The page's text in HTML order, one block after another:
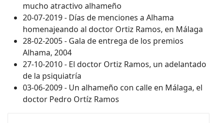
mucho atractivo alhameño
20-07-2019 - Días de menciones a Alhama
homenajeando al doctor Ortiz Ramos, en Málaga
28-02-2005 - Gala de entrega de los premios
Alhama, 2004
27-10-2010 - El doctor Ortiz Ramos, un adelantado
de la psiquiatría
03-06-2009 - Un alhameño con calle en Málaga, el
doctor Pedro Ortíz Ramos